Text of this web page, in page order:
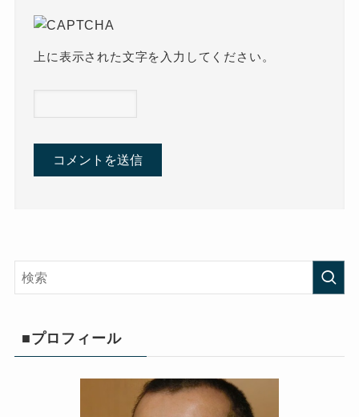
上に表示された文字を入力してください。
■プロフィール